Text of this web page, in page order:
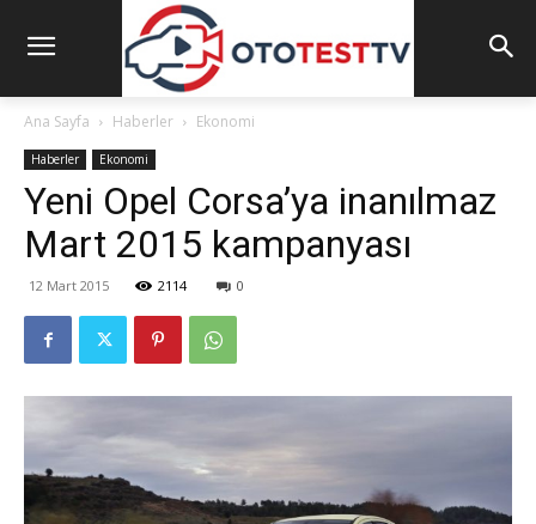
Ana Sayfa Haberler Ekonomi
Haberler Ekonomi
Yeni Opel Corsa’ya inanılmaz
Mart 2015 kampanyası
12 Mart 2015 2114 0